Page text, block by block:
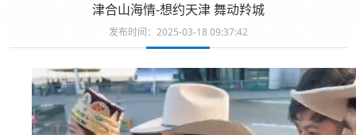
津合山海情-想约天津 舞动羚城
发布时间：2025-03-18 09:37:42